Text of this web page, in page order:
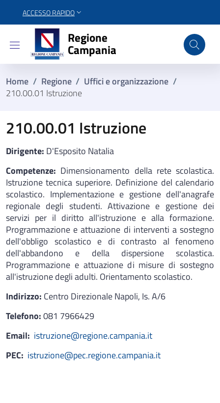
ACCESSO RAPIDO
Regione Campania
Regione
Campania
Home / Regione / Uffici e organizzazione /
210.00.01 Istruzione
210.00.01 Istruzione
Dirigente: D'Esposito Natalia
Competenze: Dimensionamento della rete scolastica.
Istruzione tecnica superiore. Definizione del calendario
scolastico. Implementazione e gestione dell'anagrafe
regionale degli studenti. Attivazione e gestione dei
servizi per il diritto all'istruzione e alla formazione.
Programmazione e attuazione di interventi a sostegno
dell'obbligo scolastico e di contrasto al fenomeno
dell'abbandono e della dispersione scolastica.
Programmazione e attuazione di misure di sostegno
all'istruzione degli adulti. Orientamento scolastico.
Indirizzo: Centro Direzionale Napoli, Is. A/6
Telefono:081 7966429
Email: istruzione@regione.campania.it
PEC: istruzione@pec.regione.campania.it